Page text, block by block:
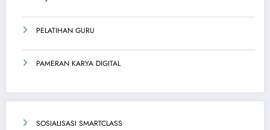
PELATIHAN GURU
PAMERAN KARYA DIGITAL
SOSIALISASI SMARTCLASS